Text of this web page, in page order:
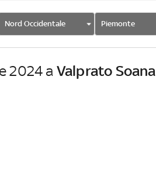
Nord Occidentale Piemonte
2024 a Valprato Soana